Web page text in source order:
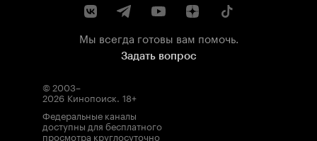
Мы всегда готовы вам помочь.
Задать вопрос
© 2003–
2026 Кинопоиск. 18+
Федеральные каналы
доступны для бесплатного
просмотра круглосуточно